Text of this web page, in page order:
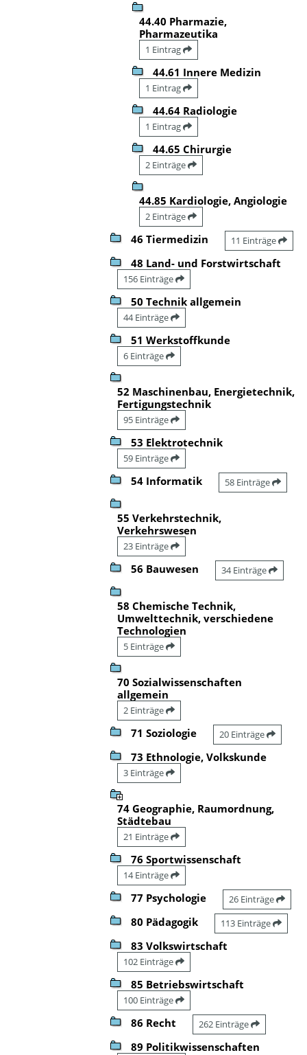
44.40 Pharmazie,
Pharmazeutika
1 Eintrag
44.61 Innere Medizin
1 Eintrag
44.64 Radiologie
1 Eintrag
44.65 Chirurgie
2 Einträge
44.85 Kardiologie, Angiologie
2 Einträge
46 Tiermedizin 11 Einträge
48 Land- und Forstwirtschaft
156 Einträge
50 Technik allgemein
44 Einträge
51 Werkstoffkunde
6 Einträge
52 Maschinenbau, Energietechnik,
Fertigungstechnik
95 Einträge
53 Elektrotechnik
59 Einträge
54 Informatik 58 Einträge
55 Verkehrstechnik,
Verkehrswesen
23 Einträge
56 Bauwesen 34 Einträge
58 Chemische Technik,
Umwelttechnik, verschiedene
Technologien
5 Einträge
70 Sozialwissenschaften
allgemein
2 Einträge
71 Soziologie 20 Einträge
73 Ethnologie, Volkskunde
3 Einträge
74 Geographie, Raumordnung,
Städtebau
21 Einträge
76 Sportwissenschaft
14 Einträge
77 Psychologie 26 Einträge
80 Pädagogik 113 Einträge
83 Volkswirtschaft
102 Einträge
85 Betriebswirtschaft
100 Einträge
86 Recht 262 Einträge
89 Politikwissenschaften